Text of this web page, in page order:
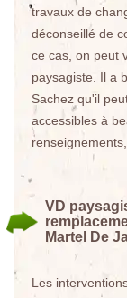
travaux de
déconseillé de
ce cas, on peut
paysagiste. Il a
Sachez qu'il
accessibles à
VD
Martel De
Les